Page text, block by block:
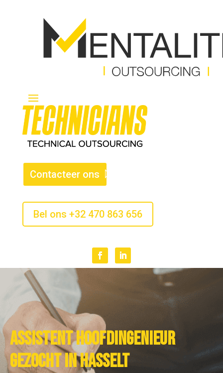
Contacteer ons
Bel ons +32 470 863 656
Assistent hoofdingenieur
gezocht in Hasselt